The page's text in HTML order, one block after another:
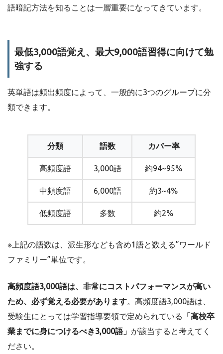
語暗記方法を知ることは一層重要になってきています。
最低3,000語覚え、最大9,000語習得に向けて勉
強する
英単語は頻出頻度によって、一般的に3つのグループに分
類できます。
分類 語数 カバー率
高頻度語 3,000語 約94~95%
中頻度語 6,000語 約3~4%
低頻度語 多数 約2%
※上記の語数は、派生形なども含め1語と数える”ワールド
ファミリー”単位です。
高頻度語3,000語は、非常にコストパフォーマンスが高い
ため、必ず覚える必要があります 。高頻度語3,000語は、
受験生にとっては学習指導要領で定められている
「高校卒
業までに身につけるべき3,000語」 が該当すると考えてく
ださい。